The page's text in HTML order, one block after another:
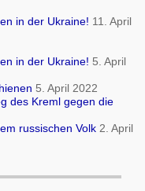
in der Ukraine! 11. April
in der Ukraine! 5. April
5. April 2022
des Kreml gegen die
russischen Volk 2. April